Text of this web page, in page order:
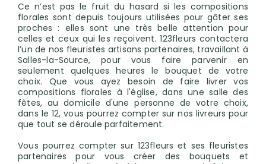
Ce n’est pas le fruit du hasard si les compositions
florales sont depuis toujours utilisées pour gâter ses
proches : elles sont une très belle attention pour
celles et ceux qui les reçoivent. 123fleurs contactera
l’un de nos fleuristes artisans partenaires, travaillant à
Salles-la-Source, pour vous faire parvenir en
seulement quelques heures le bouquet de votre
choix. Que vous ayez besoin de faire livrer vos
compositions florales à l'église, dans une salle des
fêtes, au domicile d'une personne de votre choix,
dans le 12, vous pourrez compter sur nos livreurs pour
que tout se déroule parfaitement.
Vous pourrez compter sur 123fleurs et ses fleuristes
partenaires pour vous créer des bouquets et